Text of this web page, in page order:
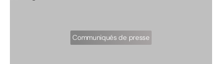
Communiqués de presse